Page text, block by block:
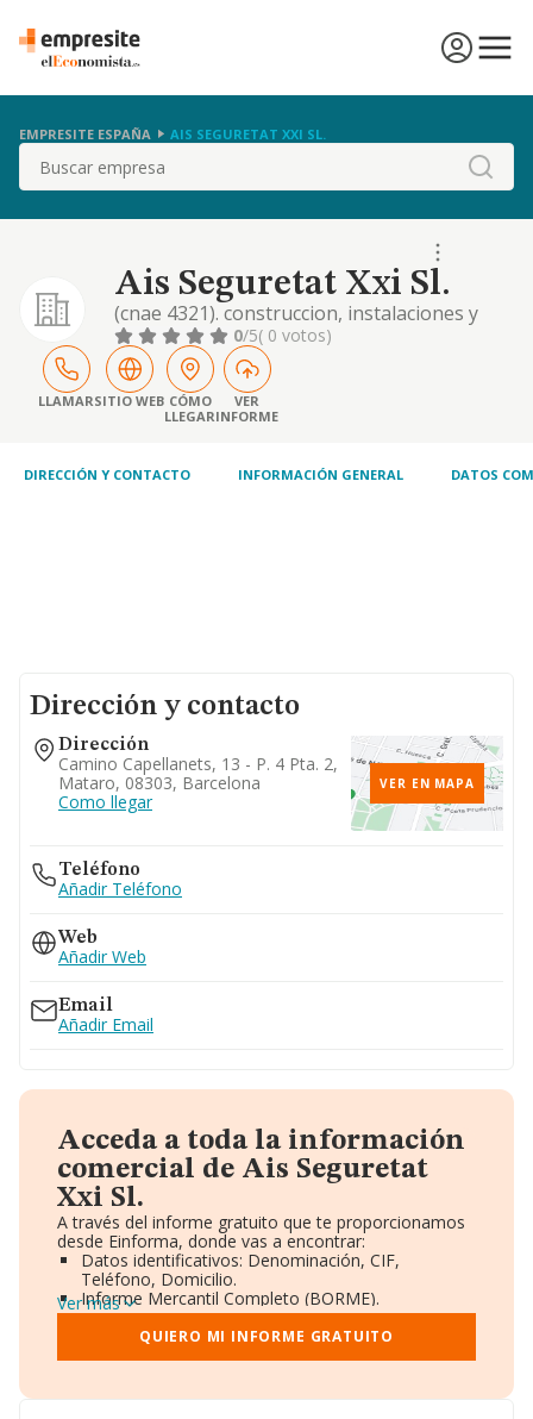
EMPRESITE ESPAÑA AIS SEGURETAT XXI SL.
Buscar
Ais Seguretat Xxi Sl.
(cnae 4321). construccion, instalaciones y
mantenimiento. comercio al por mayor y al
por menor. distribucion comercial.
importacion y exportacion. actividades
inmobiliarias. informacion y comunicaciones.
informatica, etc
0/5( 0 votos)
LLAMARSITIO WEB CÓMO
LLEGAR
VER
INFORME
DIRECCIÓN Y CONTACTO INFORMACIÓN GENERAL DATOS
Dirección y contacto
Dirección
Camino Capellanets, 13 - P. 4 Pta. 2,
Mataro, 08303, Barcelona
Como llegar
VER EN MAPA
Teléfono
Añadir Teléfono
Web
Añadir Web
Email
Añadir Email
Acceda a toda la información
comercial de Ais Seguretat
Xxi Sl.
A través del informe gratuito que te proporcionamos
desde Einforma, donde vas a encontrar:
Datos identificativos: Denominación, CIF,
Teléfono, Domicilio.
Informe Mercantil Completo (BORME).
Gráficos de Evolución Ventas y Empleados.
Consejo de Administración y Administradores.
Directivos y Ejecutivos.
Ver más
QUIERO MI INFORME GRATUITO